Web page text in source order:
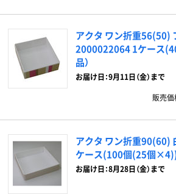
アクタ ワン折重56(50)
2000022064 1ケース
品）
お届け日：9月11日（金）まで
販売
アクタ ワン折重90(60)
ケース(100個(25個×4))
お届け日：8月28日（金）まで